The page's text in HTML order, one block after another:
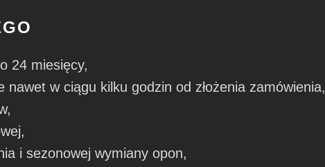
24 miesięcy,
w ciągu kilku godzin od złożenia zamówienia,
i sezonowej wymiany opon,